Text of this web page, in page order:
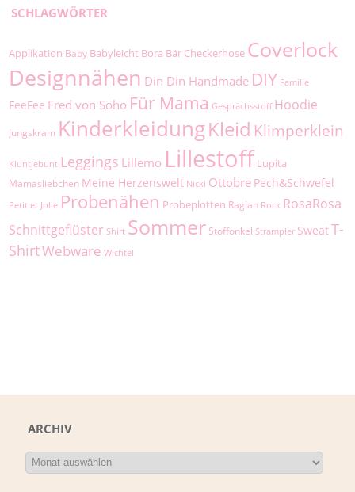
SCHLAGWÖRTER
Applikation Baby Babyleicht Bora Bär Checkerhose Coverlock
Designnähen Din Din Handmade DIY Familie
FeeFee Fred von Soho Für Mama Gesprächsstoff Hoodie
Jungskram KinderkleidungKleid Klimperklein
Kluntjebunt Leggings Lillemo Lillestoff Lupita
Mamasliebchen Meine Herzenswelt Nicki Ottobre Pech&Schwefel
Petit et Jolie Probenähen Probeplotten Raglan Rock RosaRosa
Schnittgeflüster Shirt Sommer Stoffonkel Strampler SweatT-
ShirtWebware Wichtel
ARCHIV